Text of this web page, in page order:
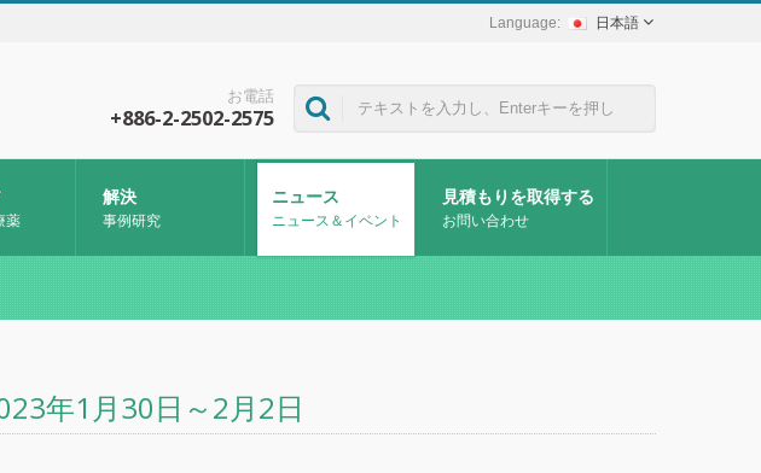
日本語
お電話
+886-2-2502-2575
薬
解決
事例研究
ニュース
ニュース＆イベント
見積もりを取得する
お問い合わせ
年1月30日～2月2日